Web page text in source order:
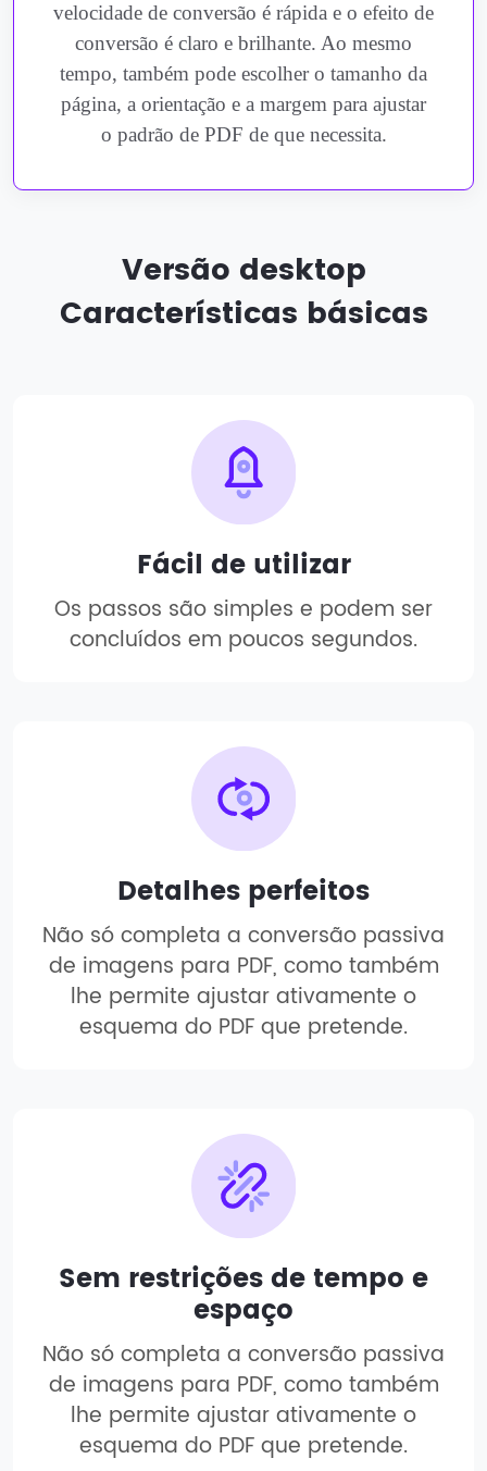
velocidade de conversão é rápida e o efeito de
conversão é claro e brilhante. Ao mesmo
tempo, também pode escolher o tamanho da
página, a orientação e a margem para ajustar
o padrão de PDF de que necessita.
Versão desktop
Características básicas
Fácil de utilizar
Os passos são simples e podem ser
concluídos em poucos segundos.
Detalhes perfeitos
Não só completa a conversão passiva
de imagens para PDF, como também
lhe permite ajustar ativamente o
esquema do PDF que pretende.
Sem restrições de tempo e
espaço
Não só completa a conversão passiva
de imagens para PDF, como também
lhe permite ajustar ativamente o
esquema do PDF que pretende.